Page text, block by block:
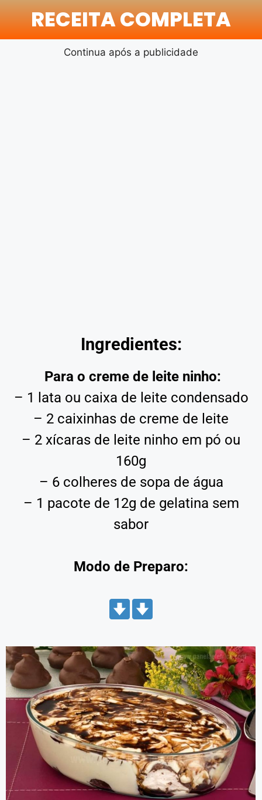
RECEITA COMPLETA
Continua após a publicidade
Ingredientes:
Para o creme de leite ninho:
– 1 lata ou caixa de leite condensado
– 2 caixinhas de creme de leite
– 2 xícaras de leite ninho em pó ou
160g
– 6 colheres de sopa de água
– 1 pacote de 12g de gelatina sem
sabor
Modo de Preparo: